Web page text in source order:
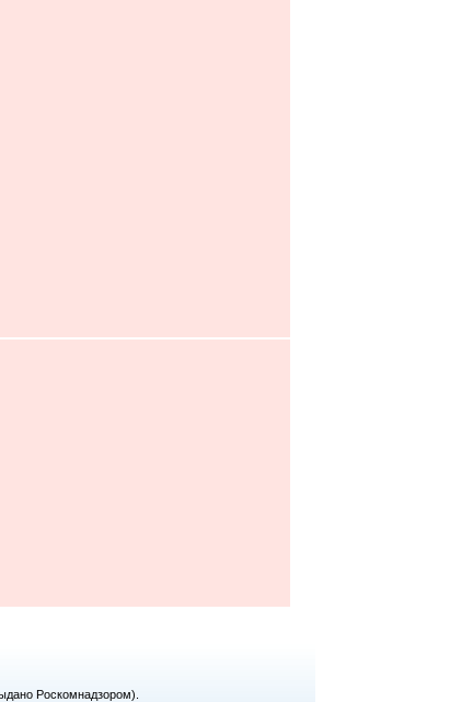
Роскомнадзором).